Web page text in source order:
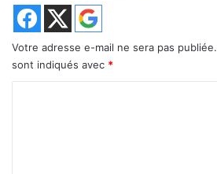
Votre adresse e-mail ne sera pas publiée.
sont indiqués avec *